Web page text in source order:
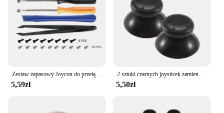
Zestaw zapasowy Joycon do przełącznika LITE OOEdu do akcesoria narzędziowe części naprawcze do pada
5,59zł
2 sztuki czarnych joysticek zamiennych do kontrolera PS5/PS4/PS3/Xbox One/Xbox 360, naprawa joysticka analogowego 3D do PlayStation
5,50zł